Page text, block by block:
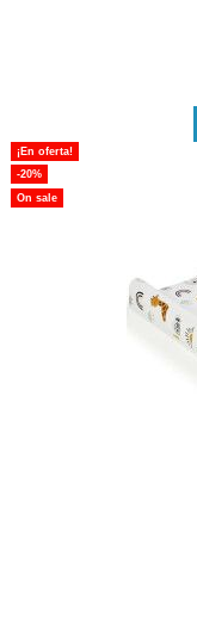
¡En oferta!
-20%
On sale